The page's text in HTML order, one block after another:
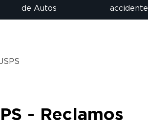
de Autos
accidente
- Reclamos